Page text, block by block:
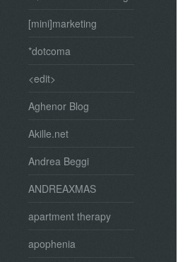
[mini]marketing
*dotcoma
<edit>
Aghenor Blog
Akille.net
Andrea Beggi
ANDREAXMAS
apartment therapy
apophenia